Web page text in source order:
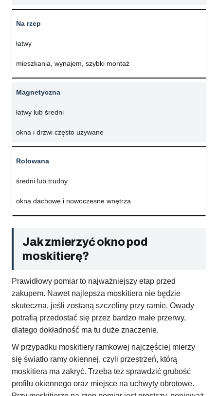
Na rzep
łatwy
mieszkania, wynajem, szybki montaż
Magnetyczna
łatwy lub średni
okna i drzwi często używane
Rolowana
średni lub trudny
okna dachowe i nowoczesne wnętrza
Jak zmierzyć okno pod
moskitierę?
Prawidłowy pomiar to najważniejszy etap przed
zakupem. Nawet najlepsza moskitiera nie będzie
skuteczna, jeśli zostaną szczeliny przy ramie. Owady
potrafią przedostać się przez bardzo małe przerwy,
dlatego dokładność ma tu duże znaczenie.
W przypadku moskitiery ramkowej najczęściej mierzy
się światło ramy okiennej, czyli przestrzeń, którą
moskitiera ma zakryć. Trzeba też sprawdzić grubość
profilu okiennego oraz miejsce na uchwyty obrotowe.